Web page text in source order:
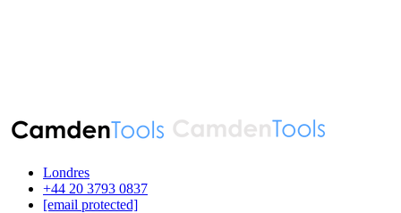
Londres
‪+44 20 3793 0837‬
[email protected]